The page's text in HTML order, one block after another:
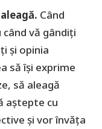
Când
vă gândiți
și opinia
să își exprime
să aleagă
aștepte cu
și vor învăța